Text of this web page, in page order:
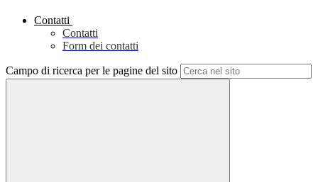
Contatti
Contatti
Form dei contatti
Campo di ricerca per le pagine del sito